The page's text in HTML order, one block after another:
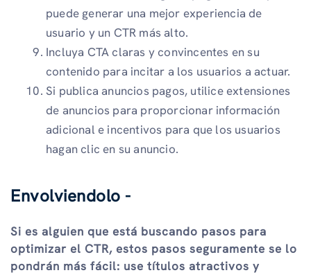
puede generar una mejor experiencia de
usuario y un CTR más alto.
Incluya CTA claras y convincentes en su
contenido para incitar a los usuarios a actuar.
Si publica anuncios pagos, utilice extensiones
de anuncios para proporcionar información
adicional e incentivos para que los usuarios
hagan clic en su anuncio.
Envolviendolo -
Si es alguien que está buscando pasos para
optimizar el CTR, estos pasos seguramente se lo
pondrán más fácil: use títulos atractivos y